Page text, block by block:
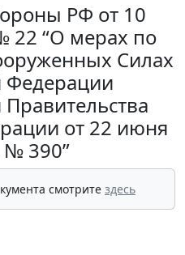
РФ от 10
22 “О мерах по
Силах
Федерации
от 22 июня
№ 390”
смотрите здесь